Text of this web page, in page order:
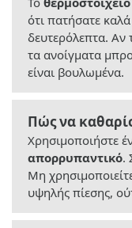
ότι πατήσατε
δευτερόλεπτα. Αν
τα ανοίγματα
είναι βουλωμένα.
Πώς να
Χρησιμοποιήστε
απορρυπαντικό.
Μη
υψηλής πίεσης,